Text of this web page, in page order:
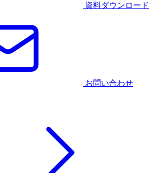
資料ダウンロード
お問い合わせ